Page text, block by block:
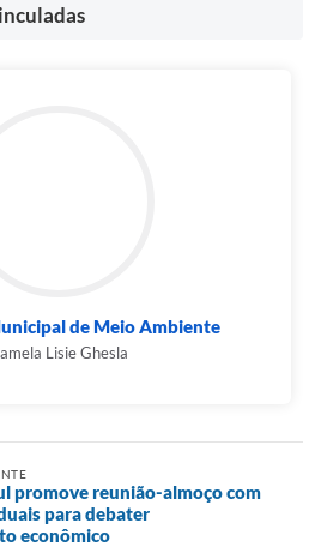
de Meio Ambiente
Lisie Ghesla
promove reunião-almoço com
para debater
econômico